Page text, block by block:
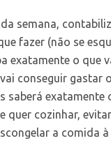
semana,
fazer (não se
exatamente o que
conseguir gastar
saberá exatamente
quer cozinhar,
a comida à